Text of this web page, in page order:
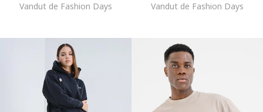
Vandut de Fashion Days Vandut de Fashion Days